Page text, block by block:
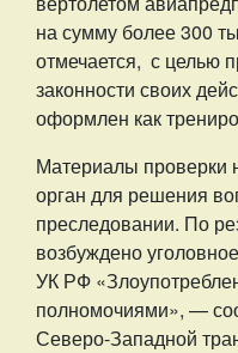
на сумму более 300
отмечается, с целью
законности своих
оформлен как
Материалы проверки
орган для решения
преследовании. По
возбуждено
УК РФ
полномочиями», —
Северо-Западной